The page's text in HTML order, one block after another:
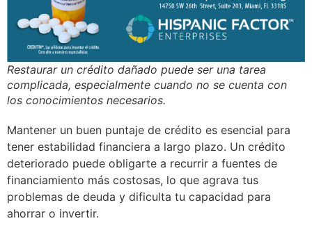
Restaurar un crédito dañado puede ser una tarea
complicada, especialmente cuando no se cuenta con
los conocimientos necesarios.
Mantener un buen puntaje de crédito es esencial para
tener estabilidad financiera a largo plazo. Un crédito
deteriorado puede obligarte a recurrir a fuentes de
financiamiento más costosas, lo que agrava tus
problemas de deuda y dificulta tu capacidad para
ahorrar o invertir.